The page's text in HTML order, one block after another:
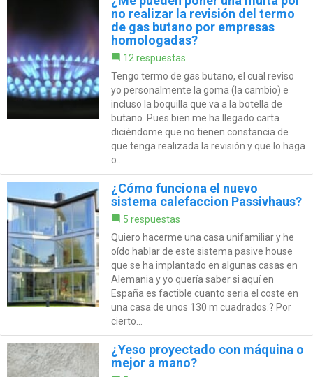
no realizar la revisión del termo
de gas butano por empresas
homologadas?
12 respuestas
Tengo termo de gas butano, el cual reviso
yo personalmente la goma (la cambio) e
incluso la boquilla que va a la botella de
butano. Pues bien me ha llegado carta
diciéndome que no tienen constancia de
que tenga realizada la revisión y que lo haga
o...
¿Cómo funciona el nuevo
sistema calefaccion Passivhaus?
5 respuestas
Quiero hacerme una casa unifamiliar y he
oído hablar de este sistema pasive house
que se ha implantado en algunas casas en
Alemania y yo quería saber si aquí en
España es factible cuanto seria el coste en
una casa de unos 130 m cuadrados.? Por
cierto...
¿Yeso proyectado con máquina o
mejor a mano?